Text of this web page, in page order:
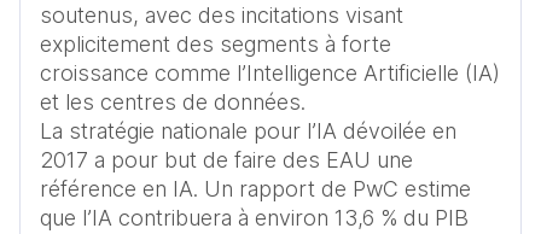
soutenus, avec des incitations visant
explicitement des segments à forte
croissance comme l’Intelligence Artificielle (IA)
et les centres de données.
La stratégie nationale pour l’IA dévoilée en
2017 a pour but de faire des EAU une
référence en IA. Un rapport de PwC estime
que l’IA contribuera à environ 13,6 % du PIB